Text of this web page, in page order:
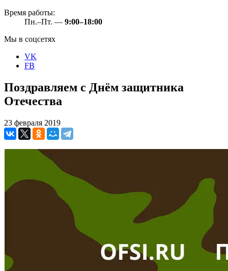
Время работы:
Пн.–Пт. — 9:00–18:00
Мы в соцсетях
VK
FB
Поздравляем с Днём защитника
Отечества
23 февраля 2019